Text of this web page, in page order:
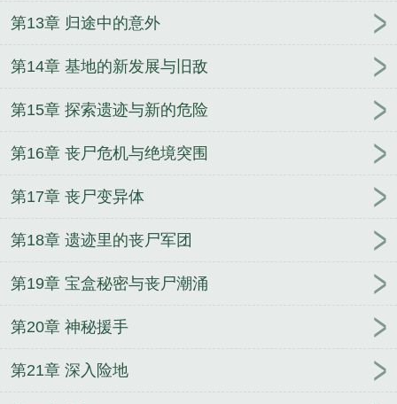
第13章 归途中的意外
第14章 基地的新发展与旧敌
第15章 探索遗迹与新的危险
第16章 丧尸危机与绝境突围
第17章 丧尸变异体
第18章 遗迹里的丧尸军团
第19章 宝盒秘密与丧尸潮涌
第20章 神秘援手
第21章 深入险地